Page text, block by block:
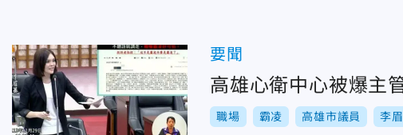
要聞
高雄心衛中心被爆主
職場 霸凌 高雄市議員 李